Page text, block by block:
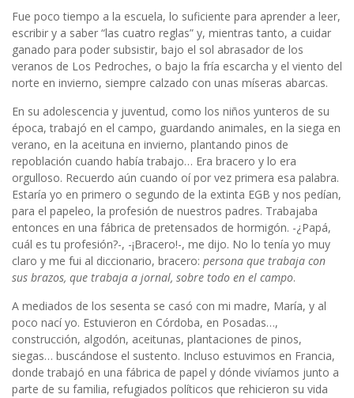
Fue poco tiempo a la escuela, lo suficiente para aprender a leer,
escribir y a saber “las cuatro reglas” y, mientras tanto, a cuidar
ganado para poder subsistir, bajo el sol abrasador de los
veranos de Los Pedroches, o bajo la fría escarcha y el viento del
norte en invierno, siempre calzado con unas míseras abarcas.
En su adolescencia y juventud, como los niños yunteros de su
época, trabajó en el campo, guardando animales, en la siega en
verano, en la aceituna en invierno, plantando pinos de
repoblación cuando había trabajo… Era bracero y lo era
orgulloso. Recuerdo aún cuando oí por vez primera esa palabra.
Estaría yo en primero o segundo de la extinta EGB y nos pedían,
para el papeleo, la profesión de nuestros padres. Trabajaba
entonces en una fábrica de pretensados de hormigón. -¿Papá,
cuál es tu profesión?-, -¡Bracero!-, me dijo. No lo tenía yo muy
claro y me fui al diccionario, bracero: persona que trabaja con
sus brazos, que trabaja a jornal, sobre todo en el campo.
A mediados de los sesenta se casó con mi madre, María, y al
poco nací yo. Estuvieron en Córdoba, en Posadas…,
construcción, algodón, aceitunas, plantaciones de pinos,
siegas… buscándose el sustento. Incluso estuvimos en Francia,
donde trabajó en una fábrica de papel y dónde vivíamos junto a
parte de su familia, refugiados políticos que rehicieron su vida